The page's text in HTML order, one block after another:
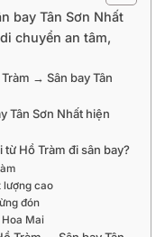
bay Tân Sơn Nhất
chuyển an tâm,
→ Sân bay Tân
Tân Sơn Nhất hiện
Hồ Tràm đi sân bay?
lượng cao
đón
Mai